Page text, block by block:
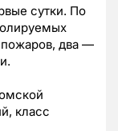
сутки. По
два —
класс